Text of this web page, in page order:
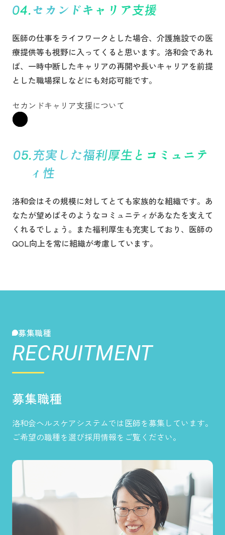
セカンドキャリア支援
医師の仕事をライフワークとした場合、介護施設での医
療提供等も視野に入ってくると思います。洛和会であれ
ば、一時中断したキャリアの再開や長いキャリアを前提
とした職場探しなどにも対応可能です。
セカンドキャリア支援について
充実した福利厚生とコミュニテ
ィ性
洛和会はその規模に対してとても家族的な組織です。あ
なたが望めばそのようなコミュニティがあなたを支えて
くれるでしょう。また福利厚生も充実しており、医師の
QOL向上を常に組織が考慮しています。
募集職種
RECRUITMENT
募集職種
洛和会ヘルスケアシステムでは医師を募集しています。
ご希望の職種を選び採用情報をご覧ください。